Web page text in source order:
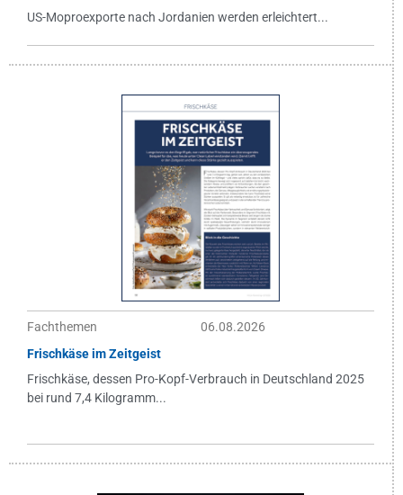
US-Moproexporte nach Jordanien werden erleichtert...
Fachthemen
06.08.2026
Frischkäse im Zeitgeist
Frischkäse, dessen Pro-Kopf-Verbrauch in Deutschland 2025
bei rund 7,4 Kilogramm...